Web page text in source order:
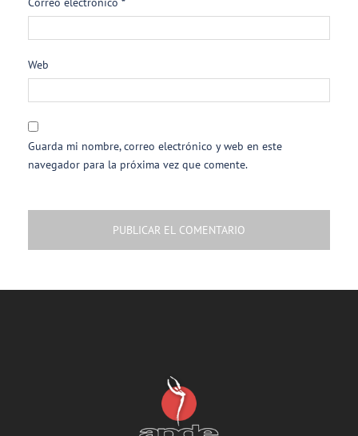
Web
Guarda mi nombre, correo electrónico y web en este
navegador para la próxima vez que comente.